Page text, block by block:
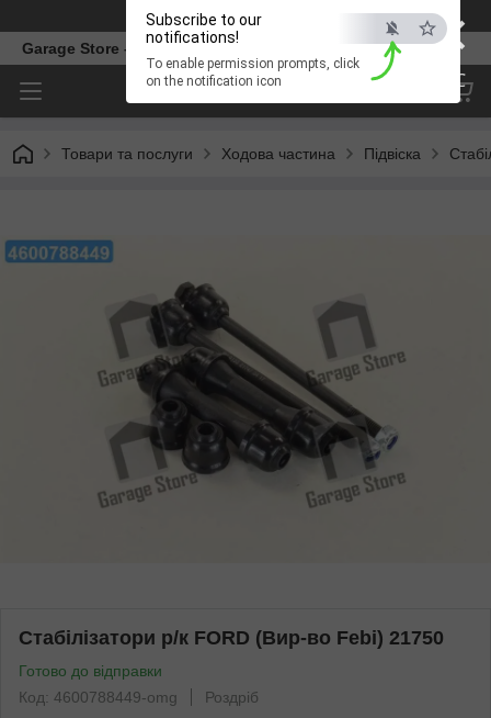
×
ESC
Subscribe to our
notifications!
To enable permission prompts, click
on the notification icon
Телефон
Garage Store – інтернет магазин автозапчастин.
Товари та послуги Ходова частина Підвіска
Стабілізатори р/к FORD (Вир-во Febi) 21750
Готово до відправки
Код: 4600788449-omg
Роздріб